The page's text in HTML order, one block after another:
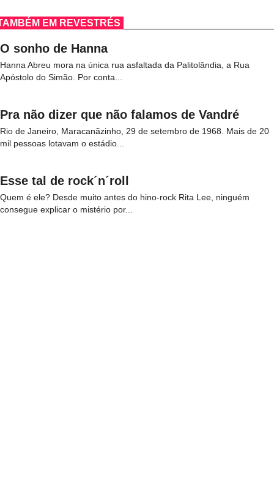
EM REVESTRÉS
O sonho de Hanna
Hanna Abreu mora na única rua asfaltada da Palitolândia, a Rua
Apóstolo do Simão. Por conta...
Pra não dizer que não falamos de Vandré
Rio de Janeiro, Maracanãzinho, 29 de setembro de 1968. Mais de 20
mil pessoas lotavam o estádio...
Esse tal de rock´n´roll
Quem é ele? Desde muito antes do hino-rock Rita Lee, ninguém
consegue explicar o mistério por...